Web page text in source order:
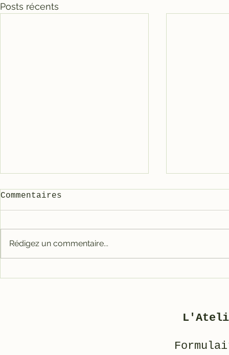
Posts récents
Commentaires
Rédigez un commentaire...